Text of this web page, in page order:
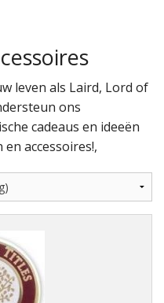
leven als Laird, Lord of
ons
cadeaus en ideeën
accessoires!,